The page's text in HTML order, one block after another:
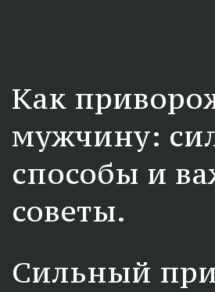
Как
мужчину:
способы и
советы.
Сильный